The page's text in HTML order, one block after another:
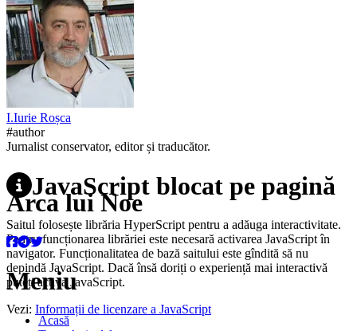
I.Iurie Roșca
#author
Jurnalist conservator, editor și traducător.
JavaScript blocat pe pagină
Saitul folosește librăria HyperScript pentru a adăuga interactivitate.
Pentru funcționarea librăriei este necesară activarea JavaScript în
navigator. Funcționalitatea de bază saitului este gîndită să nu
depindă JavaScript. Dacă însă doriți o experiență mai interactivă
puteți activa JavaScript.
Vezi: Informații de licenzare a JavaScript
Arca lui Noe
Meniu
Acasă